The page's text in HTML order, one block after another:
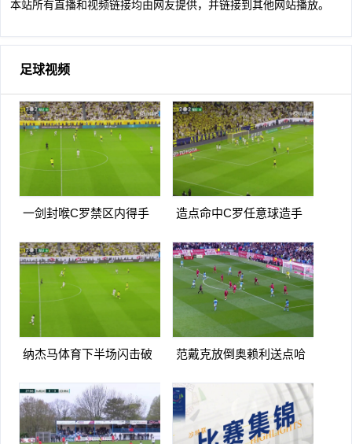
本站所有直播和视频链接均由网友提供，并链接到其他网站播放。
足球视频
一剑封喉C罗禁区内得手
967球
造点命中C罗任意球造手
球
纳杰马体育下半场闪击破
手
范戴克放倒奥赖利送点哈
浦